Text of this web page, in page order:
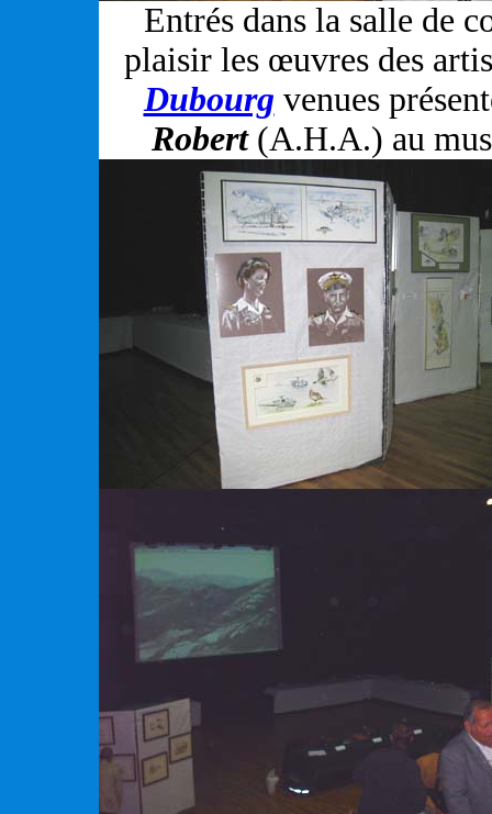
Entrés dans la salle de
plaisir les œuvres des
Dubourg venues
Robert(A.H.A.) au